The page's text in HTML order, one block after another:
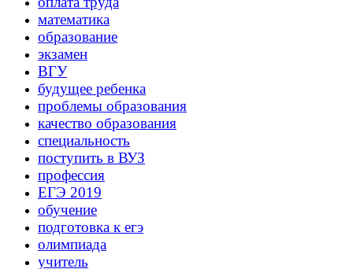
математика
образование
экзамен
ВГУ
будущее ребенка
проблемы образования
качество образования
специальность
поступить в ВУЗ
профессия
ЕГЭ 2019
обучение
подготовка к егэ
олимпиада
учитель